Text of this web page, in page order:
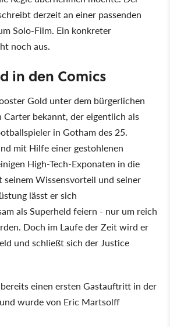
derzeit an einer passenden
Solo-Film. Ein konkreter
noch aus.
in den Comics
Gold unter dem bürgerlichen
Carter bekannt, der eigentlich als
in Gotham des 25.
mit Hilfe einer gestohlenen
High-Tech-Exponaten in die
Wissensvorteil und seiner
lässt er sich
als Superheld feiern - nur um reich
Doch im Laufe der Zeit wird er
und schließt sich der Justice
einen ersten Gastauftritt in der
wurde von Eric Martsolff